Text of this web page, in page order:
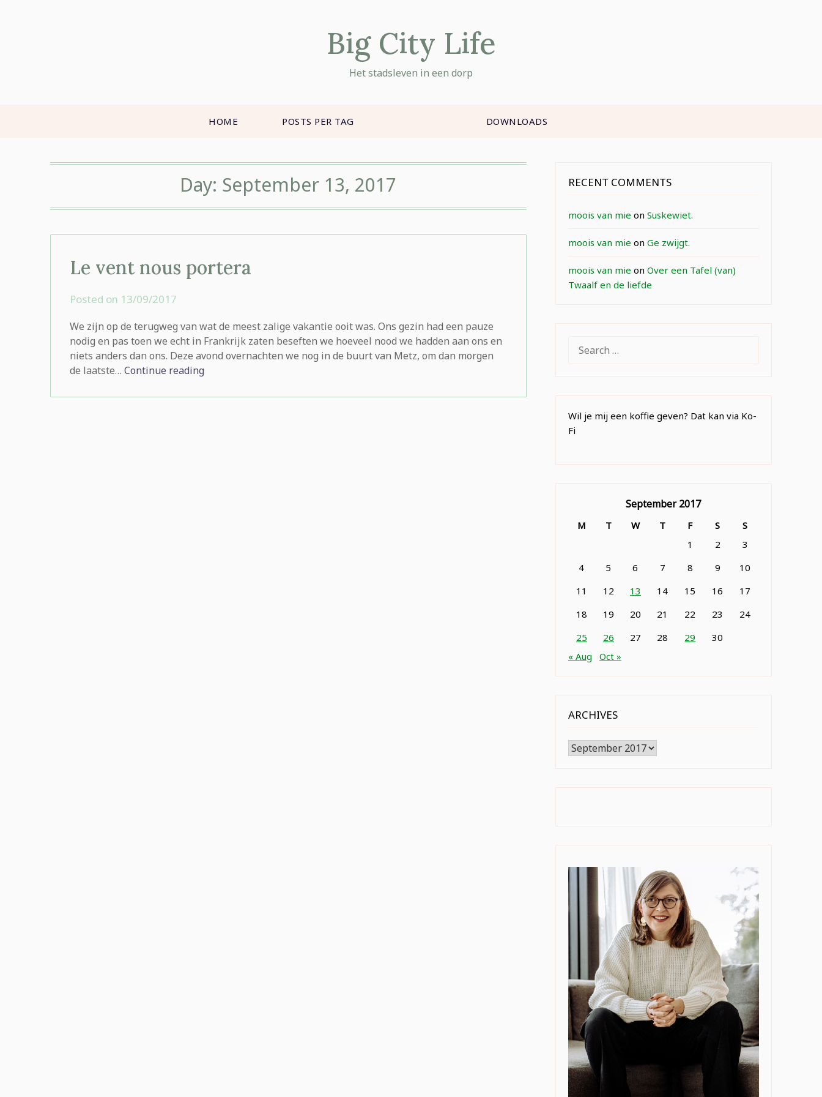
Big City Life
Het stadsleven in een dorp
HOME POSTS PER TAG DOWNLOADS
Day: September 13, 2017
Le vent nous portera
Posted on 13/09/2017
We zijn op de terugweg van wat de meest zalige vakantie ooit was. Ons gezin had een pauze
nodig en pas toen we echt in Frankrijk zaten beseften we hoeveel nood we hadden aan ons en
niets anders dan ons. Deze avond overnachten we nog in de buurt van Metz, om dan morgen
de laatste…Continue reading
RECENT COMMENTS
moois van mie on Suskewiet.
moois van mie on Ge zwijgt.
moois van mie on Over een Tafel (van)
Twaalf en de liefde
FOR:
Wil je mij een koffie geven? Dat kan via Ko-
Fi
September 2017
M T W T F S
S
1
2
3
4
5 6 7 8 9
10
11
12 13 14 15 16
17
18
19 20 21 22 23
24
25
26 27 28 29
30
« Aug
Oct »
ARCHIVES
Archives